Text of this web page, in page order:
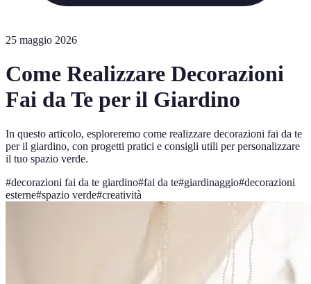
25 maggio 2026
Come Realizzare Decorazioni
Fai da Te per il Giardino
In questo articolo, esploreremo come realizzare decorazioni fai da te
per il giardino, con progetti pratici e consigli utili per personalizzare
il tuo spazio verde.
#decorazioni fai da te giardino#fai da te#giardinaggio#decorazioni
esterne#spazio verde#creatività